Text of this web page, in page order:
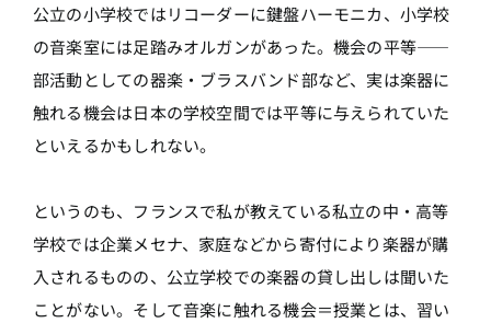
公立の小学校ではリコーダーに鍵盤ハーモニカ、小学校
の音楽室には足踏みオルガンがあった。機会の平等――
部活動としての器楽・ブラスバンド部など、実は楽器に
触れる機会は日本の学校空間では平等に与えられていた
といえるかもしれない。
というのも、フランスで私が教えている私立の中・高等
学校では企業メセナ、家庭などから寄付により楽器が購
入されるものの、公立学校での楽器の貸し出しは聞いた
ことがない。そして音楽に触れる機会＝授業とは、習い